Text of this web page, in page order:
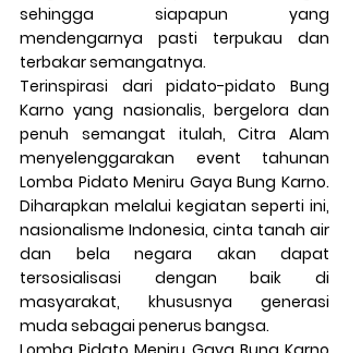
sehingga siapapun yang
mendengarnya pasti terpukau dan
terbakar semangatnya.
Terinspirasi dari pidato-pidato Bung
Karno yang nasionalis, bergelora dan
penuh semangat itulah, Citra Alam
menyelenggarakan event tahunan
Lomba Pidato Meniru Gaya Bung Karno.
Diharapkan melalui kegiatan seperti ini,
nasionalisme Indonesia, cinta tanah air
dan bela negara akan dapat
tersosialisasi dengan baik di
masyarakat, khususnya generasi
muda sebagai penerus bangsa.